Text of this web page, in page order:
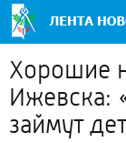
Хорошие
Ижевска:
займут